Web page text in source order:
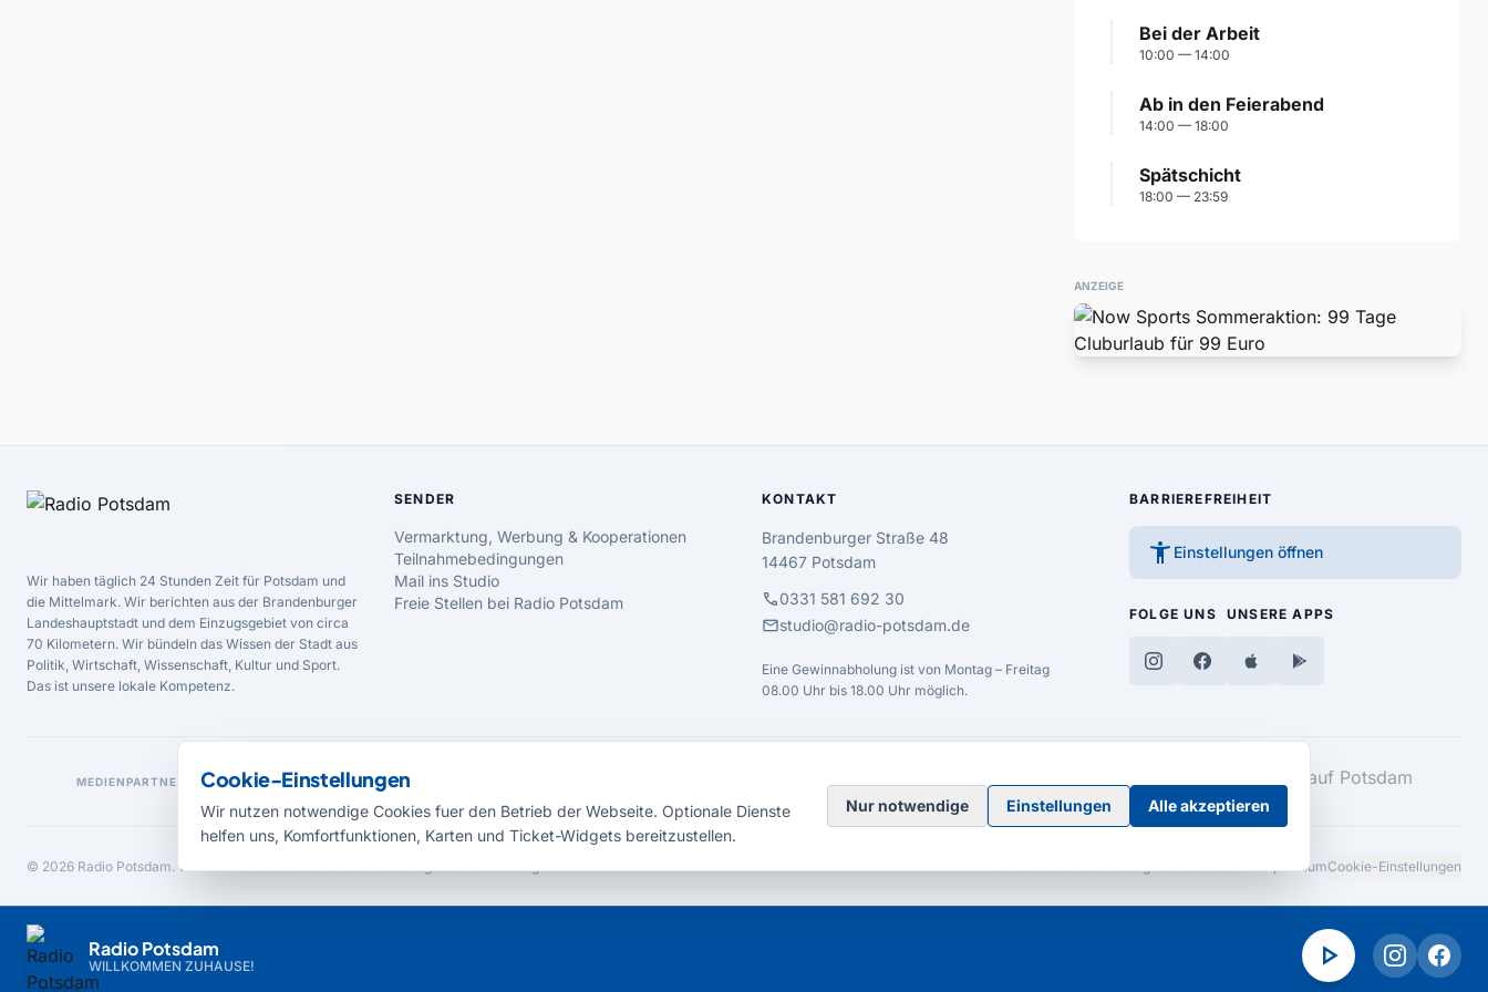
Bei der Arbeit
10:00 — 14:00
Ab in den Feierabend
14:00 — 18:00
Spätschicht
18:00 — 23:59
ANZEIGE
Radio Potsdam
WILLKOMMEN ZUHAUSE! play_arrow
Wir haben täglich 24 Stunden Zeit für Potsdam und
die Mittelmark. Wir berichten aus der Brandenburger
Landeshauptstadt und dem Einzugsgebiet von circa
70 Kilometern. Wir bündeln das Wissen der Stadt aus
Politik, Wirtschaft, Wissenschaft, Kultur und Sport.
Das ist unsere lokale Kompetenz.
SENDER
Vermarktung, Werbung & Kooperationen
Teilnahmebedingungen
Mail ins Studio
Freie Stellen bei Radio Potsdam
KONTAKT
Brandenburger Straße 48
14467 Potsdam
call0331 581 692 30
mailstudio@radio-potsdam.de
Eine Gewinnabholung ist von Montag – Freitag
08.00 Uhr bis 18.00 Uhr möglich.
BARRIEREFREIHEIT
accessibility_new Einstellungen öffnen
FOLGE UNS UNSERE APPS
MEDIENPARTNER
© 2026 Radio Potsdam. Webseite entwickelt durch dieMedienagentur Babelsberg BarrierefreiheitserklärungAGBDatenschutzImpressumCookie-Einstellungen
Cookie-Einstellungen
Wir nutzen notwendige Cookies fuer den Betrieb der Webseite. Optionale Dienste
helfen uns, Komfortfunktionen, Karten und Ticket-Widgets bereitzustellen.
Nur notwendige Einstellungen Alle akzeptieren